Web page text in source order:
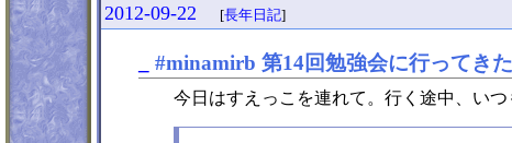
2012-09-22 [長年日記]
#minamirb 第14回勉強会に行ってきた
今日はすえっこを連れて。行く途中、いつ